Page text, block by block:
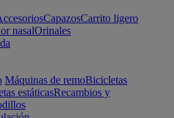
CapazosCarrito ligero
nasalOrinales
Máquinas de remoBicicletas
estáticasRecambios y